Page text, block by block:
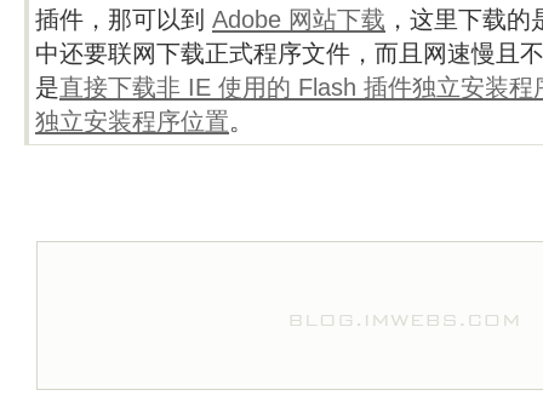
插件，那可以到 Adobe 网站下载 ，这里下载
中还要联网下载正式程序文件，而且网速慢且
是直接下载非 IE 使用的 Flash 插件独立安装程
独立安装程序位置。